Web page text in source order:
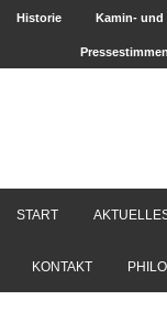
Historie Kamin- und
Pressestimmen
START
KONTAKT